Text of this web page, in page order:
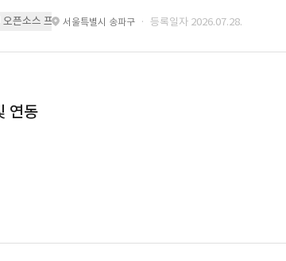
픈소스 프레임워크를 기반으로 시스템을 구축
서울특별시 송파구 · 등록일자 2026.07.28.
연동